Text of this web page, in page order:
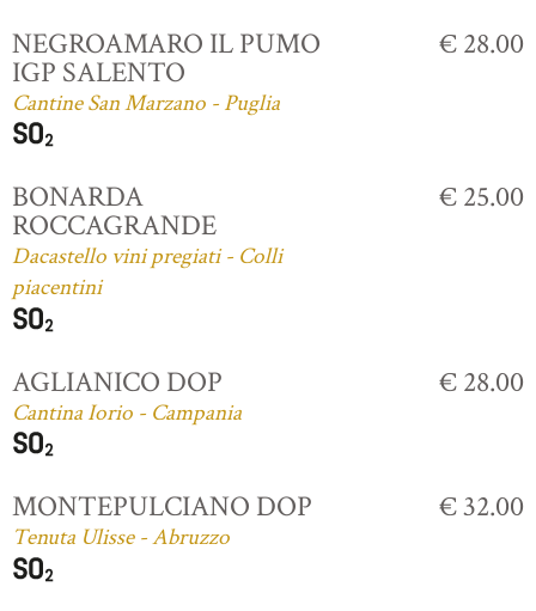
NEGROAMARO IL PUMO
IGP SALENTO
Cantine San Marzano - Puglia
€ 28.00
BONARDA
ROCCAGRANDE
Dacastello vini pregiati - Colli
piacentini
€ 25.00
AGLIANICO DOP
Cantina Iorio - Campania
€ 28.00
MONTEPULCIANO DOP
Tenuta Ulisse - Abruzzo
€ 32.00